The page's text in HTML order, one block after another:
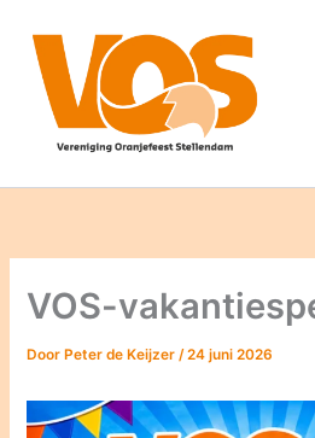
naar
inhoud
VOS-
Door Peter de Keijzer/24 juni 2026